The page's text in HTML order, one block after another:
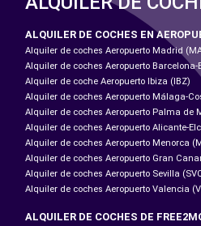
ALQUILER DE COCHES EN
Alquiler de coches Aeropuerto Madrid
Alquiler de coches Aeropuerto Barcelona-
Alquiler de coche Aeropuerto Ibiza (IBZ)
Alquiler de coches Aeropuerto Málaga-
Alquiler de coches Aeropuerto Palma de
Alquiler de coches Aeropuerto Alicante-
Alquiler de coches Aeropuerto Menorca
Alquiler de coches Aeropuerto Gran
Alquiler de coches Aeropuerto Sevilla
Alquiler de coches Aeropuerto Valencia
ALQUILER DE COCHES DE